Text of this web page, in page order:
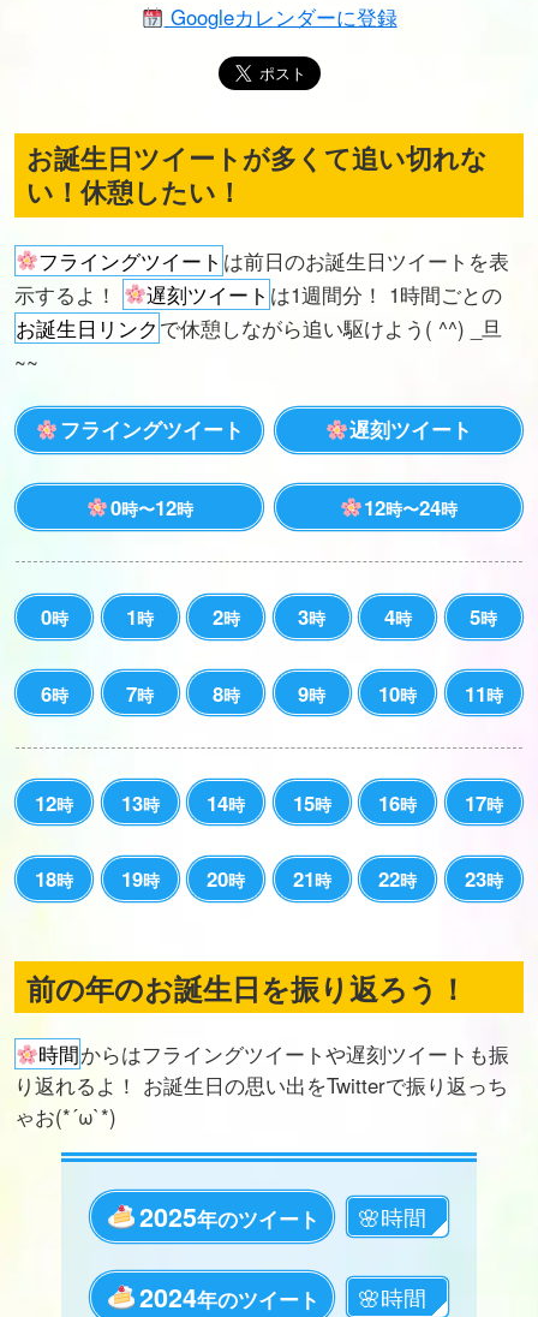
Googleカレンダーに登録
お誕生日ツイートが多くて追い切れな
い！休憩したい！
フライングツイート は前日のお誕生日ツイートを表
示するよ！
遅刻ツイート は1週間分！ 1時間ごとの
お誕生日リンク で休憩しながら追い駆けよう( ^^) _旦
~~
フライングツイート 遅刻ツイート
0時〜12時 12時〜24時
0時 1時 2時 3時 4時 5時
6時 7時 8時 9時 10時 11時
12時 13時 14時 15時 16時 17時
18時 19時 20時 21時 22時 23時
前の年のお誕生日を振り返ろう！
時間からはフライングツイートや遅刻ツイートも振
り返れるよ！ お誕生日の思い出をTwitterで振り返っち
ゃお(*´ω`*)
2025年のツイート
2024年のツイート